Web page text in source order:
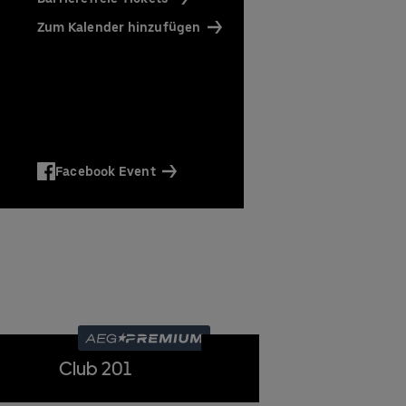
Zum Kalender hinzufügen
Facebook Event
Club 201